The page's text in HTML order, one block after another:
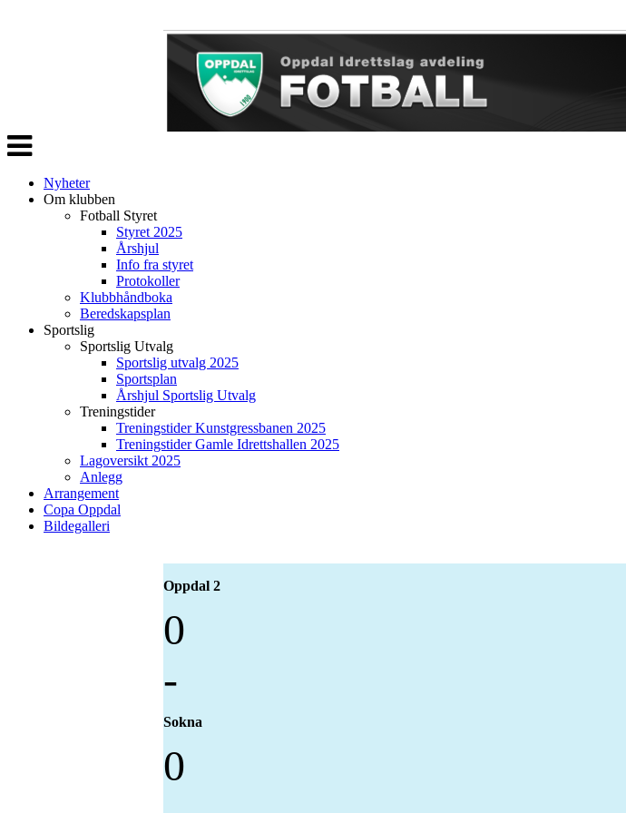
Veksle
navigasjon
Nyheter
Om klubben
Fotball Styret
Styret 2025
Årshjul
Info fra styret
Protokoller
Klubbhåndboka
Beredskapsplan
Sportslig
Sportslig Utvalg
Sportslig utvalg 2025
Sportsplan
Årshjul Sportslig Utvalg
Treningstider
Treningstider Kunstgressbanen 2025
Treningstider Gamle Idrettshallen 2025
Lagoversikt 2025
Anlegg
Arrangement
Copa Oppdal
Bildegalleri
Oppdal 2
0
-
Sokna
0